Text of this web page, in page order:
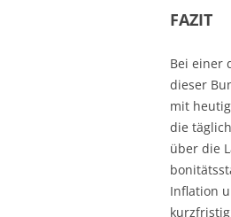
FAZIT
Bei einer
dieser
mit
die
über die
Inflation